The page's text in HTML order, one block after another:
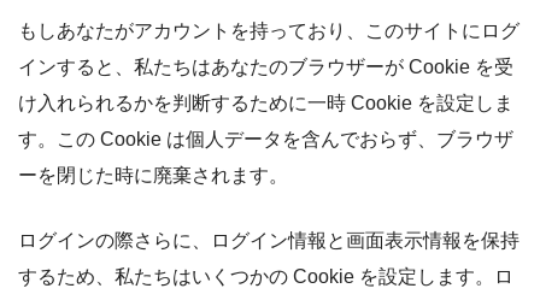
もしあなたがアカウントを持っており、このサイトにログ
インすると、私たちはあなたのブラウザーが Cookie を受
け入れられるかを判断するために一時 Cookie を設定しま
す。この Cookie は個人データを含んでおらず、ブラウザ
ーを閉じた時に廃棄されます。
ログインの際さらに、ログイン情報と画面表示情報を保持
するため、私たちはいくつかの Cookie を設定します。ロ